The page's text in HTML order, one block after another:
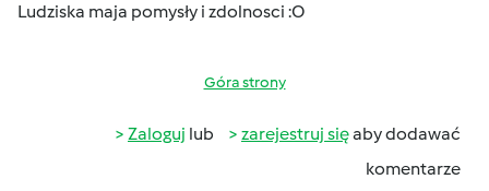
Ludziska maja pomysły i zdolnosci :O
Góra strony
Zaloguj lub zarejestruj sięaby dodawać
komentarze